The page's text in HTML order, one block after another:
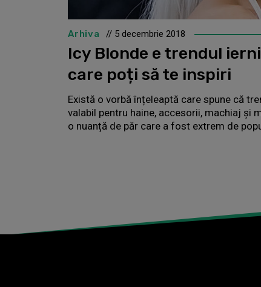
Arhiva // 5 decembrie 2018
Icy Blonde e trendul
care poți să te inspiri
Există o vorbă înțeleaptă care spune că
valabil pentru haine, accesorii, machiaj și
o nuanță de păr care a fost extrem de